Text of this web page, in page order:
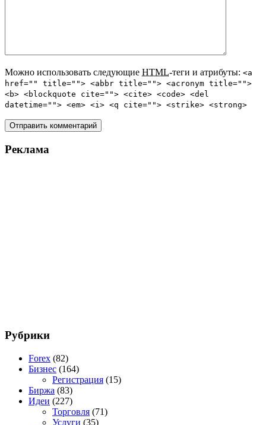
Можно использовать следующие HTML-теги и атрибуты: <a
href="" title=""> <abbr title=""> <acronym title="">
<b> <blockquote cite=""> <cite> <code> <del
datetime=""> <em> <i> <q cite=""> <strike> <strong>
Реклама
Рубрики
Forex (82)
Бизнес (164)
Регистрация (15)
Биржа (83)
Идеи (227)
Торговля (71)
Услуги (35)